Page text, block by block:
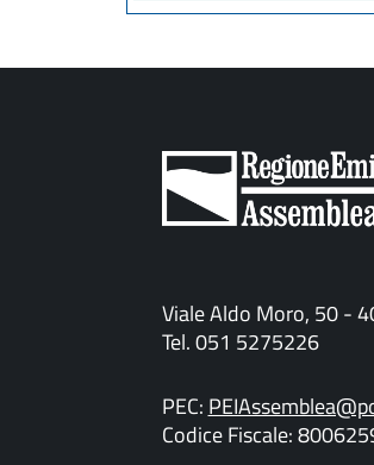
Viale Aldo Moro, 50 -
Tel. 051 5275226
PEC:
Codice Fiscale: